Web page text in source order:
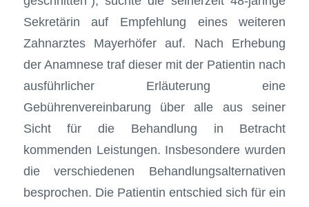
Sekretärin auf Empfehlung eines weiteren
Zahnarztes Mayerhöfer auf. Nach Erhebung
der Anamnese traf dieser mit der Patientin nach
ausführlicher Erläuterung eine
Gebührenvereinbarung über alle aus seiner
Sicht für die Behandlung in Betracht
kommenden Leistungen. Insbesondere wurden
die verschiedenen Behandlungsalternativen
besprochen. Die Patientin entschied sich für ein